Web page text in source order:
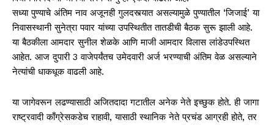
सध्या पुण्याचे अंतिम नाव अजूनही गुलदस्त्यात असल्यामुळे पुण्यातील ‘जिजाई’ या
निवासस्थानी सुनेत्रा पवार यांच्या उपस्थितीत तातडीची बैठक सुरू झाली आहे.
या बैठकीला आमदार सुनील शेळके आणि माजी आमदार विलास लांडेउपस्थित
आहेत. आज दुपारी 3 वाजेपर्यंतच उमेदवारी अर्ज भरण्याची अंतिम वेळ असल्याने
नेत्यांची धाकधूक वाढली आहे.
या जागेवरून लढण्यासाठी अजितदादा गटातील अनेक नेते इच्छुक होते. ही जागा
राष्ट्रवादी काँग्रेसकडेच राहावी, यासाठी स्थानिक नेते प्रचंड आग्रही होते, तर